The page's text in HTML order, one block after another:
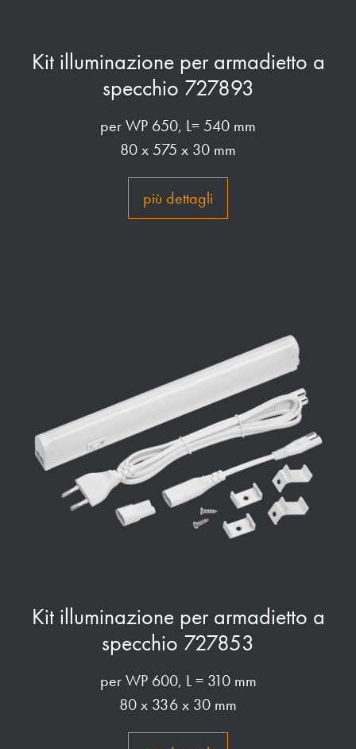
Kit illuminazione per armadietto a
specchio 727893
per WP 650, L= 540 mm
80 x 575 x 30 mm
più dettagli
Kit illuminazione per armadietto a
specchio 727853
per WP 600, L = 310 mm
80 x 336 x 30 mm